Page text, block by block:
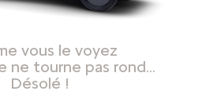
vous le voyez
ne tourne pas rond…
Désolé !